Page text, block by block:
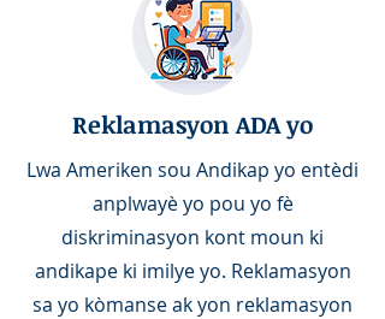
Reklamasyon ADA yo
Lwa Ameriken sou Andikap yo entèdi
anplwayè yo pou yo fè
diskriminasyon kont moun ki
andikape ki imilye yo. Reklamasyon
sa yo kòmanse ak yon reklamasyon